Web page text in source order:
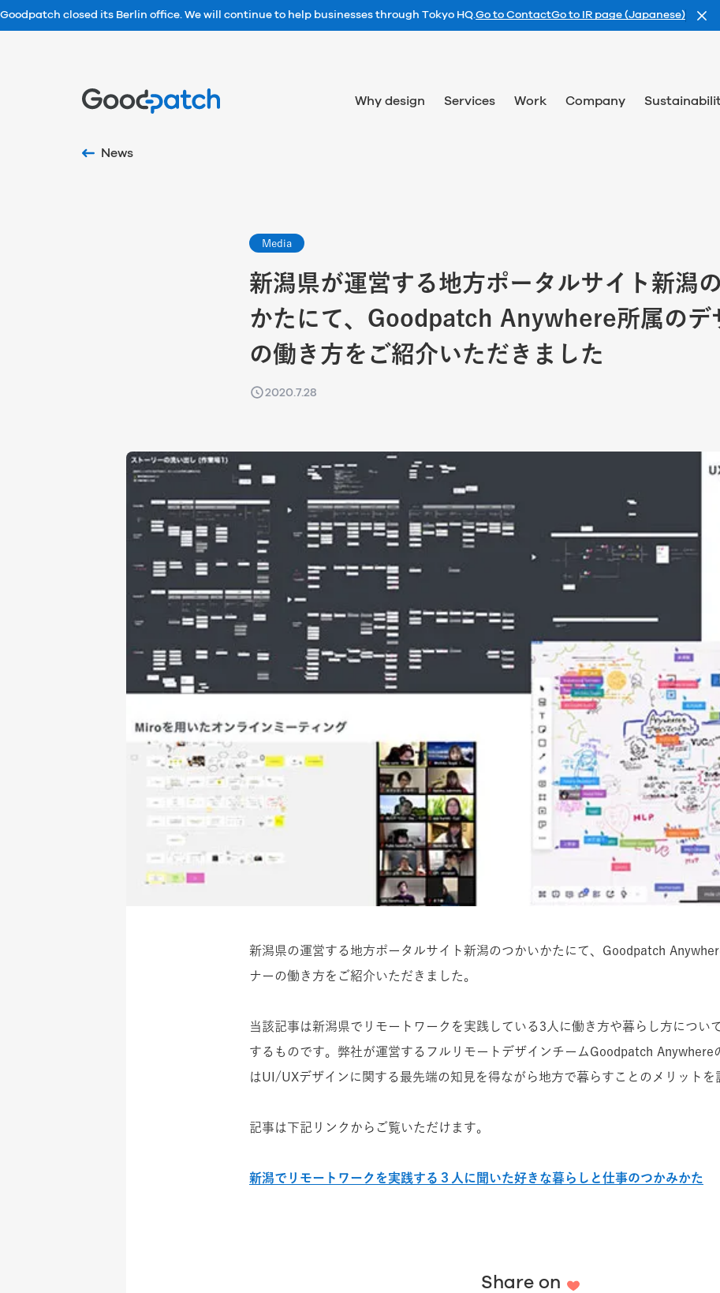
Goodpatch closed its Berlin office. We will continue to help businesses through Tokyo HQ.Go to ContactGo to IR page (Japanese)
Why design Services Work Company
News
Media
新潟県が運営する地方ポータルサイト新潟
かたにて、Goodpatch Anywhere所属のデ
の働き方をご紹介いただきました
2020.7.28
新潟県の運営する地方ポータルサイト新潟のつかいかたにて、Goodpatch
ナーの働き方をご紹介いただきました。
当該記事は新潟県でリモートワークを実践している3人に働き方や暮らし方につい
するものです。弊社が運営するフルリモートデザインチームGoodpatch Anywhere
はUI/UXデザインに関する最先端の知見を得ながら地方で暮らすことのメリットを
記事は下記リンクからご覧いただけます。
新潟でリモートワークを実践する３人に聞いた好きな暮らしと仕事のつかみかた
Share on